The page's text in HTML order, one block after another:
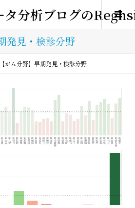
タ分析ブログの
発見・検診分野
【がん分野】早期発見・検診分野